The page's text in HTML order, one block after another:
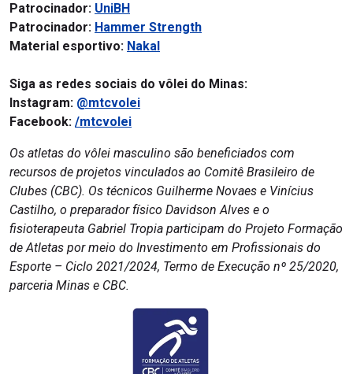
Patrocinador: UniBH
Patrocinador: Hammer Strength
Material esportivo: Nakal
Siga as redes sociais do vôlei do Minas:
Instagram: @mtcvolei
Facebook: /mtcvolei
Os atletas do vôlei masculino são beneficiados com
recursos de projetos vinculados ao Comitê Brasileiro de
Clubes (CBC). Os técnicos Guilherme Novaes e Vinícius
Castilho, o preparador físico Davidson Alves e o
fisioterapeuta Gabriel Tropia participam do Projeto Formação
de Atletas por meio do Investimento em Profissionais do
Esporte – Ciclo 2021/2024, Termo de Execução nº 25/2020,
parceria Minas e CBC.